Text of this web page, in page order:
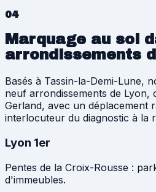
04
Marquage au sol
arrondissements
Basés à Tassin-la-Demi-Lune,
neuf arrondissements de Lyon,
Gerland, avec un déplacement
interlocuteur du diagnostic à la
Lyon 1er
Pentes de la Croix-Rousse :
d'immeubles.